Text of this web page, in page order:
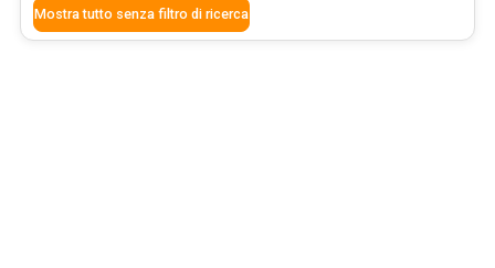
Mostra tutto senza filtro di ricerca